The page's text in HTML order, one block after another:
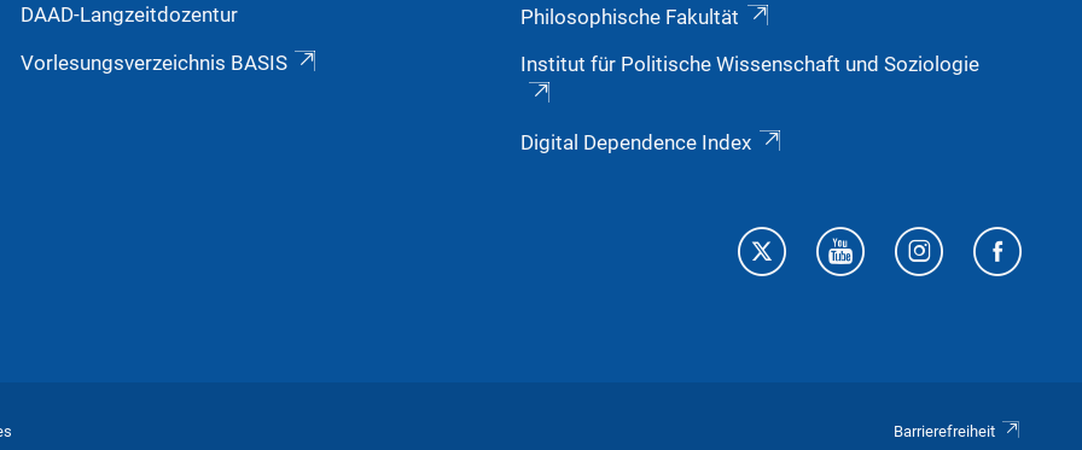
DAAD-Langzeitdozentur
Vorlesungsverzeichnis BASIS
Philosophische Fakultät
Institut für Politische Wissenschaft und Soziologie
Digital Dependence Index
Barrierefreiheit